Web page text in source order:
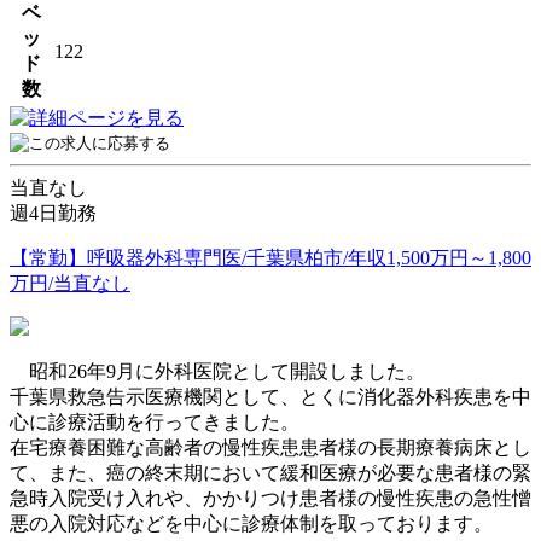
ベ
ッ
ド
数
122
当直なし
週4日勤務
【常勤】呼吸器外科専門医/千葉県柏市/年収1,500万円～1,800
万円/当直なし
昭和26年9月に外科医院として開設しました。
千葉県救急告示医療機関として、とくに消化器外科疾患を中
心に診療活動を行ってきました。
在宅療養困難な高齢者の慢性疾患患者様の長期療養病床とし
て、また、癌の終末期において緩和医療が必要な患者様の緊
急時入院受け入れや、かかりつけ患者様の慢性疾患の急性憎
悪の入院対応などを中心に診療体制を取っております。